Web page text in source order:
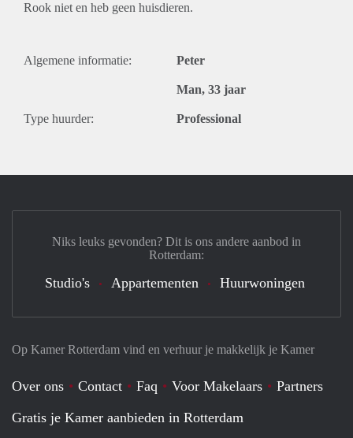
Rook niet en heb geen huisdieren.
Algemene informatie: Peter
Man, 33 jaar
Type huurder: Professional
Op Kamer Rotterdam vind en verhuur je makkelijk je Kamer
Over ons Contact Faq Voor Makelaars
Partners
Gratis je Kamer aanbieden in Rotterdam
Niks leuks gevonden? Dit is ons andere aanbod in
Rotterdam:
Studio's Appartementen Huurwoningen